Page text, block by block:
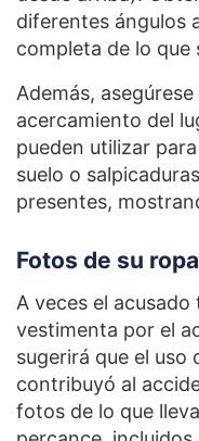
diferentes ángulos
completa de lo que
Además,
acercamiento del
pueden utilizar
suelo o
presentes,
Fotos de su
A veces el
vestimenta por el
sugerirá que el uso
contribuyó al
fotos de lo que